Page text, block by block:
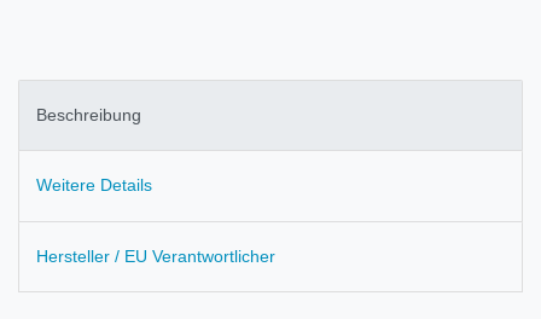
Beschreibung
Weitere Details
Hersteller / EU Verantwortlicher